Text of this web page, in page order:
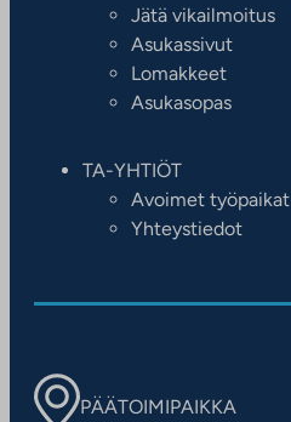
Jätä vikailmoitus
Asukassivut
Lomakkeet
Asukasopas
TA-YHTIÖT
Avoimet työpaikat
Yhteystiedot
PÄÄTOIMIPAIKKA